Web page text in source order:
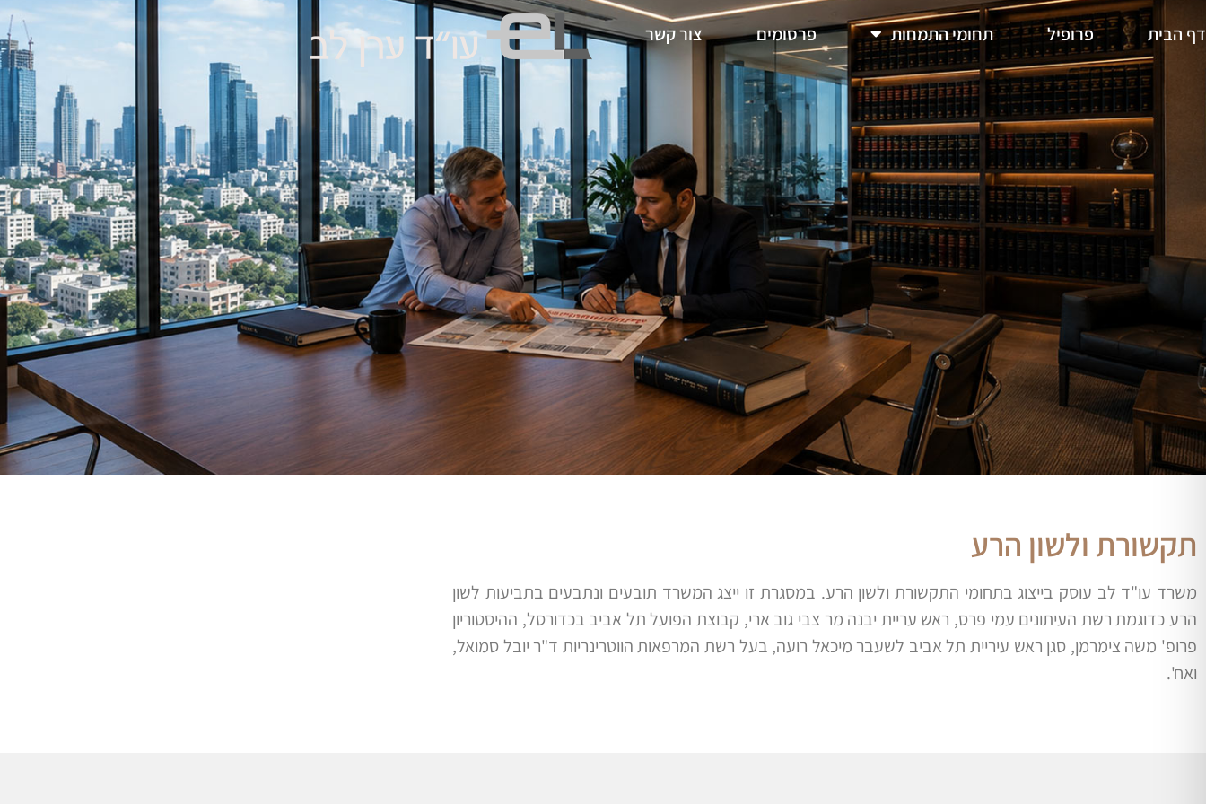
דף הבית פרופיל תחומי התמחות פרסומים צור קשר
תקשורת ולשון הרע
משרד עו"ד לב עוסק בייצוג בתחומי התקשורת ולשון הרע. במסגרת זו ייצג המשרד תובעים ונתבעים בתביעות לשון
הרע כדוגמת רשת העיתונים עמי פרס, ראש עריית יבנה מר צבי גוב ארי, קבוצת הפועל תל אביב בכדורסל, ההיסטוריון
פרופ' משה צימרמן, סגן ראש עיריית תל אביב לשעבר מיכאל רועה, בעל רשת המרפאות הווטרינריות ד"ר יובל סמואל,
ואח'.